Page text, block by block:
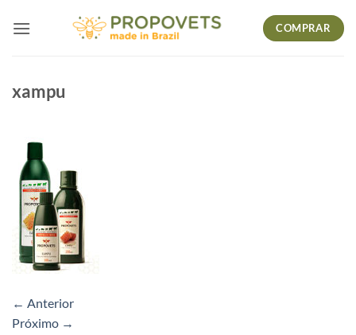
COMPRAR
xampu
← Anterior
Próximo →